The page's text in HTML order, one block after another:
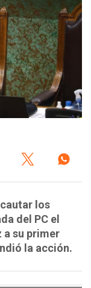
los
del PC el
a su primer
la acción.